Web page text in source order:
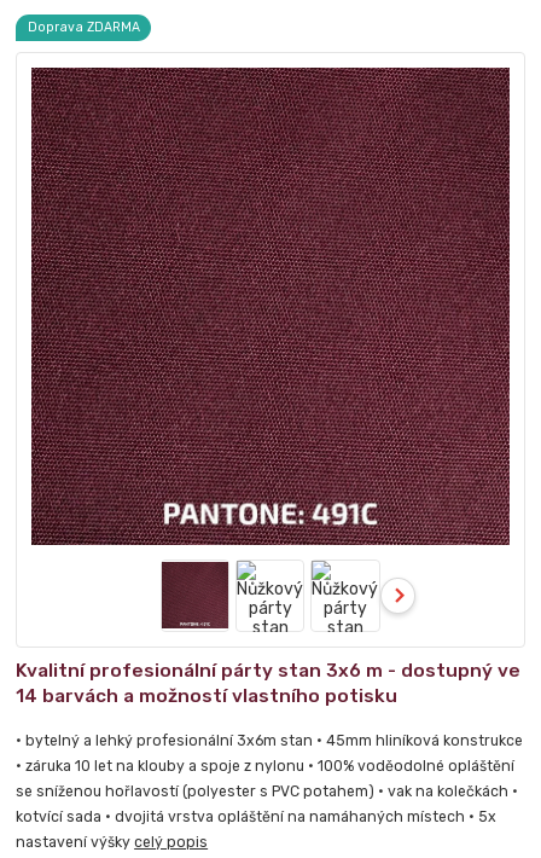
Doprava ZDARMA
Kvalitní profesionální párty stan 3x6 m - dostupný ve
14 barvách a možností vlastního potisku
• bytelný a lehký profesionální 3x6m stan • 45mm hliníková konstrukce
• záruka 10 let na klouby a spoje z nylonu • 100% voděodolné opláštění
se sníženou hořlavostí (polyester s PVC potahem) • vak na kolečkách •
kotvící sada • dvojitá vrstva opláštění na namáhaných místech • 5x
nastavení výškycelý popis